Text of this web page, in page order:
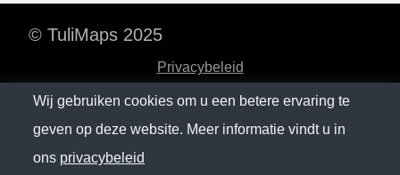
© TuliMaps 2025
Privacybeleid
Contact
SM.0 SM.1 SM.2 SM.3
SM.4
Wij gebruiken cookies om u een betere ervaring te
geven op deze website. Meer informatie vindt u in
ons privacybeleid